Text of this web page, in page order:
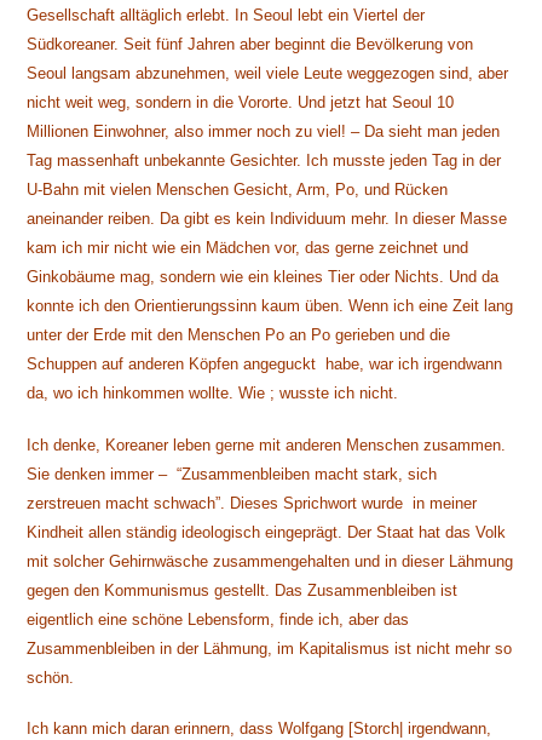
Gesellschaft alltäglich erlebt. In Seoul lebt ein Viertel der
Südkoreaner. Seit fünf Jahren aber beginnt die Bevölkerung von
Seoul langsam abzunehmen, weil viele Leute weggezogen sind, aber
nicht weit weg, sondern in die Vororte. Und jetzt hat Seoul 10
Millionen Einwohner, also immer noch zu viel! – Da sieht man jeden
Tag massenhaft unbekannte Gesichter. Ich musste jeden Tag in der
U-Bahn mit vielen Menschen Gesicht, Arm, Po, und Rücken
aneinander reiben. Da gibt es kein Individuum mehr. In dieser Masse
kam ich mir nicht wie ein Mädchen vor, das gerne zeichnet und
Ginkobäume mag, sondern wie ein kleines Tier oder Nichts. Und da
konnte ich den Orientierungssinn kaum üben. Wenn ich eine Zeit lang
unter der Erde mit den Menschen Po an Po gerieben und die
Schuppen auf anderen Köpfen angeguckt habe, war ich irgendwann
da, wo ich hinkommen wollte. Wie ; wusste ich nicht.
Ich denke, Koreaner leben gerne mit anderen Menschen zusammen.
Sie denken immer – “Zusammenbleiben macht stark, sich
zerstreuen macht schwach”. Dieses Sprichwort wurde in meiner
Kindheit allen ständig ideologisch eingeprägt. Der Staat hat das Volk
mit solcher Gehirnwäsche zusammengehalten und in dieser Lähmung
gegen den Kommunismus gestellt. Das Zusammenbleiben ist
eigentlich eine schöne Lebensform, finde ich, aber das
Zusammenbleiben in der Lähmung, im Kapitalismus ist nicht mehr so
schön.
Ich kann mich daran erinnern, dass Wolfgang [Storch| irgendwann,